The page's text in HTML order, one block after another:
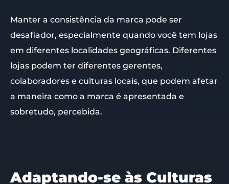
Manter a consistência da marca pode ser
desafiador, especialmente quando você tem lojas
em diferentes localidades geográficas. Diferentes
lojas podem ter diferentes gerentes,
colaboradores e culturas locais, que podem afetar
a maneira como a marca é apresentada e
sobretudo, percebida.
Adaptando-se às Culturas